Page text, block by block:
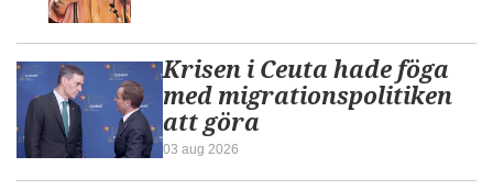
Krisen i Ceuta hade föga
med migrationspolitiken
att göra
03 aug 2026